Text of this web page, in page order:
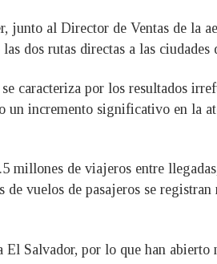
al Director de Ventas de la
dos rutas directas a las
caracteriza por los resultados
incremento significativo en la
millones de viajeros entre
vuelos de pasajeros se
Salvador, por lo que han abierto